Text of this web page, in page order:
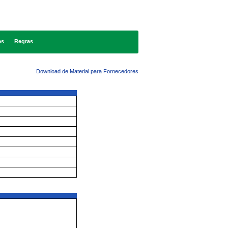
Regras
Download de Material para Fornecedores